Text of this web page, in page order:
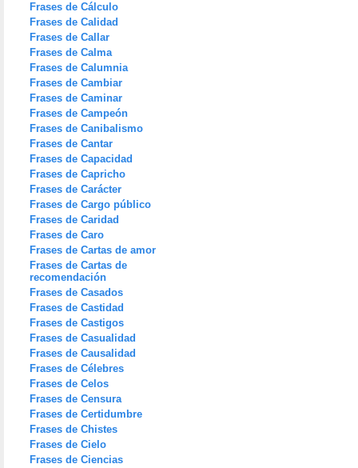
Frases de Cálculo
Frases de Calidad
Frases de Callar
Frases de Calma
Frases de Calumnia
Frases de Cambiar
Frases de Caminar
Frases de Campeón
Frases de Canibalismo
Frases de Cantar
Frases de Capacidad
Frases de Capricho
Frases de Carácter
Frases de Cargo público
Frases de Caridad
Frases de Caro
Frases de Cartas de amor
Frases de Cartas de
recomendación
Frases de Casados
Frases de Castidad
Frases de Castigos
Frases de Casualidad
Frases de Causalidad
Frases de Célebres
Frases de Celos
Frases de Censura
Frases de Certidumbre
Frases de Chistes
Frases de Cielo
Frases de Ciencias